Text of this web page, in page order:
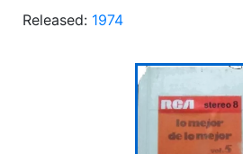
Released: 1974